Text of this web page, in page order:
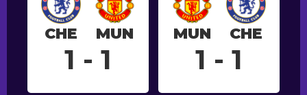
CHE MUN
1 - 1
MUN CHE
1 - 1